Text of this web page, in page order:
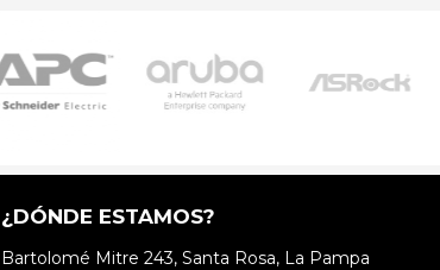
¿DÓNDE ESTAMOS?
Bartolomé Mitre 243, Santa Rosa, La Pampa